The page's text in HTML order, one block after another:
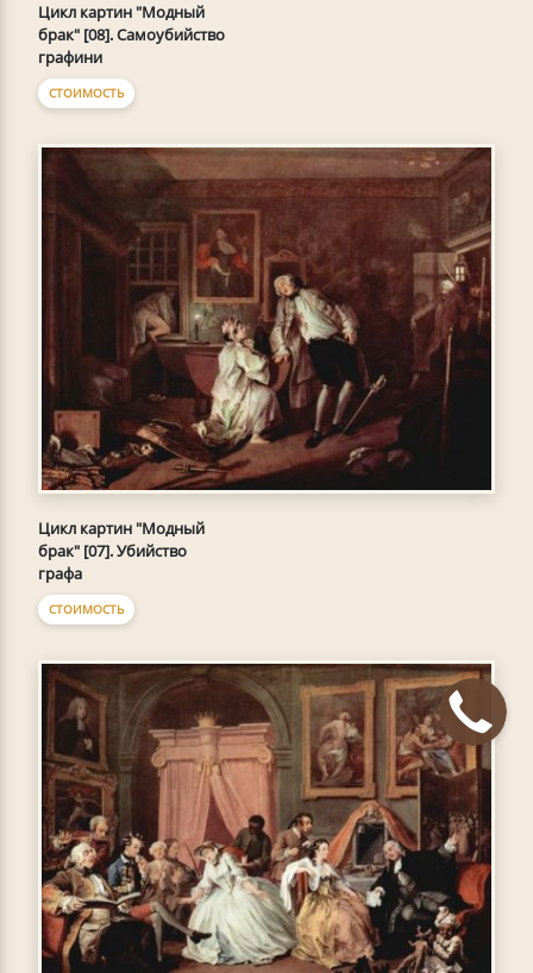
Цикл картин "Модный
брак" [08]. Самоубийство
графини
СТОИМОСТЬ
Цикл картин "Модный
брак" [07]. Убийство
графа
СТОИМОСТЬ